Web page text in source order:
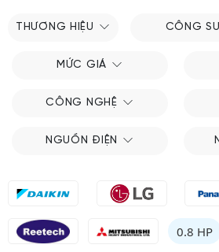
THƯƠNG HIỆU CÔNG
MỨC GIÁ
CÔNG NGHỆ
NGUỒN ĐIỆN
0.8 HP